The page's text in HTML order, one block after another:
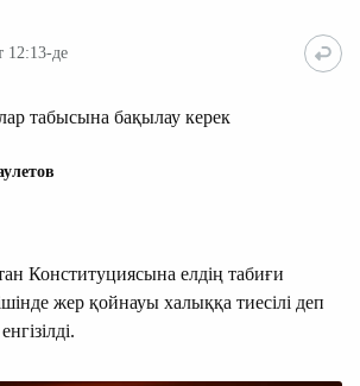
12:13-де
табысына бақылау керек
Конституциясына елдің табиғи
жер қойнауы халыққа тиесілі деп